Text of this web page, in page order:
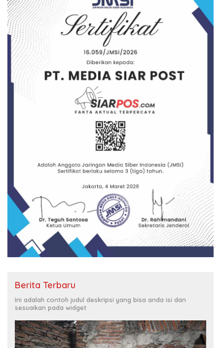
Berita Terbaru
Ini adalah contoh judul deskripsi yang bisa anda isi dan
sesuaikan pada widget